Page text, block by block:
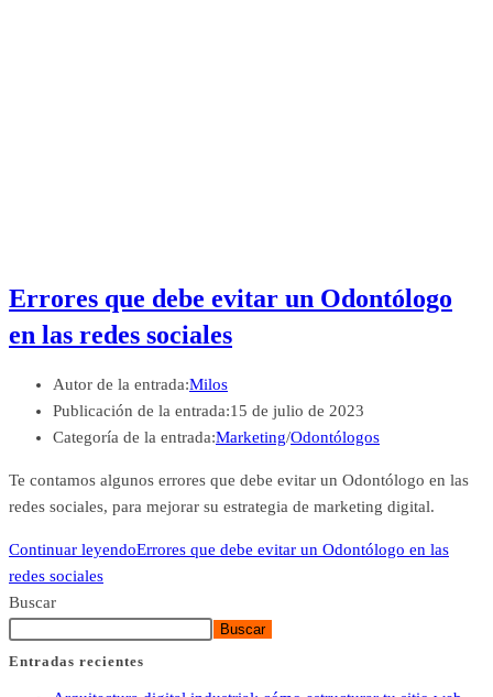
Errores que debe evitar un Odontólogo
en las redes sociales
Autor de la entrada:Milos
Publicación de la entrada:15 de julio de 2023
Categoría de la entrada:Marketing/Odontólogos
Te contamos algunos errores que debe evitar un Odontólogo en las
redes sociales, para mejorar su estrategia de marketing digital.
Continuar leyendoErrores que debe evitar un Odontólogo en las
redes sociales
Buscar
Buscar
Entradas recientes